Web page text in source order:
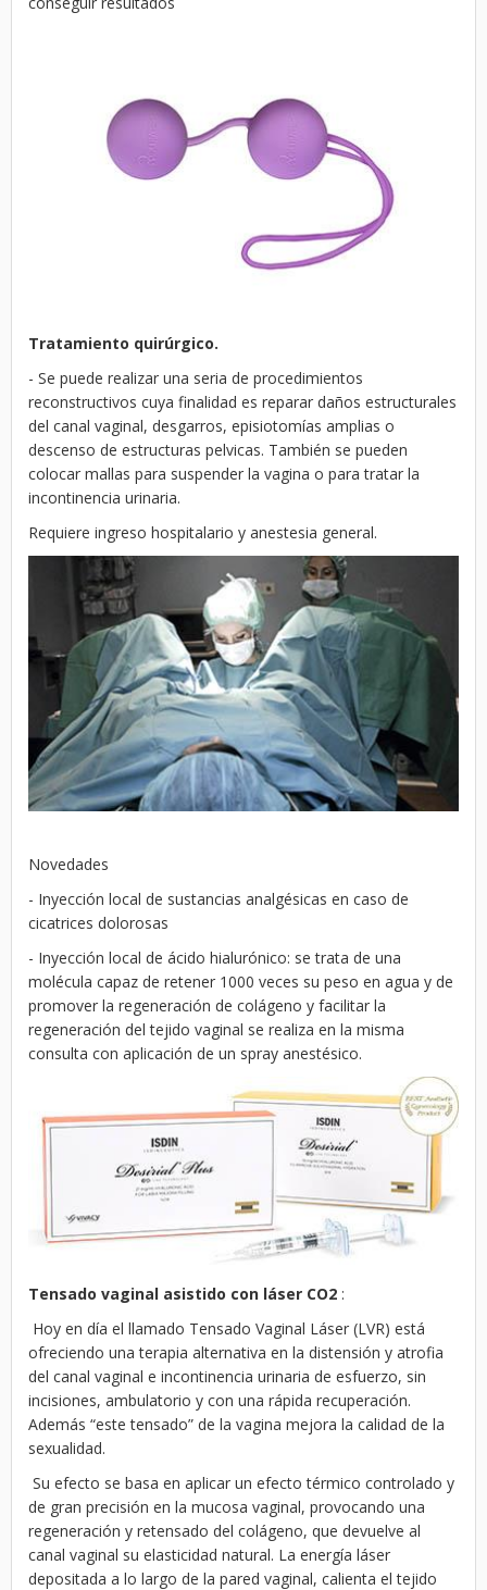
Tratamiento quirúrgico.
- Se puede realizar una seria de procedimientos
reconstructivos cuya finalidad es reparar daños estructurales
del canal vaginal, desgarros, episiotomías amplias o
descenso de estructuras pelvicas. También se pueden
colocar mallas para suspender la vagina o para tratar la
incontinencia urinaria.
Requiere ingreso hospitalario y anestesia general.
Novedades
- Inyección local de sustancias analgésicas en caso de
cicatrices dolorosas
- Inyección local de ácido hialurónico: se trata de una
molécula capaz de retener 1000 veces su peso en agua y de
promover la regeneración de colágeno y facilitar la
regeneración del tejido vaginal se realiza en la misma
consulta con aplicación de un spray anestésico.
Tensado vaginal asistido con láser CO2 :
Hoy en día el llamado Tensado Vaginal Láser (LVR) está
ofreciendo una terapia alternativa en la distensión y atrofia
del canal vaginal e incontinencia urinaria de esfuerzo, sin
incisiones, ambulatorio y con una rápida recuperación.
Además “este tensado” de la vagina mejora la calidad de la
sexualidad.
Su efecto se basa en aplicar un efecto térmico controlado y
de gran precisión en la mucosa vaginal, provocando una
regeneración y retensado del colágeno, que devuelve al
canal vaginal su elasticidad natural. La energía láser
depositada a lo largo de la pared vaginal, calienta el tejido